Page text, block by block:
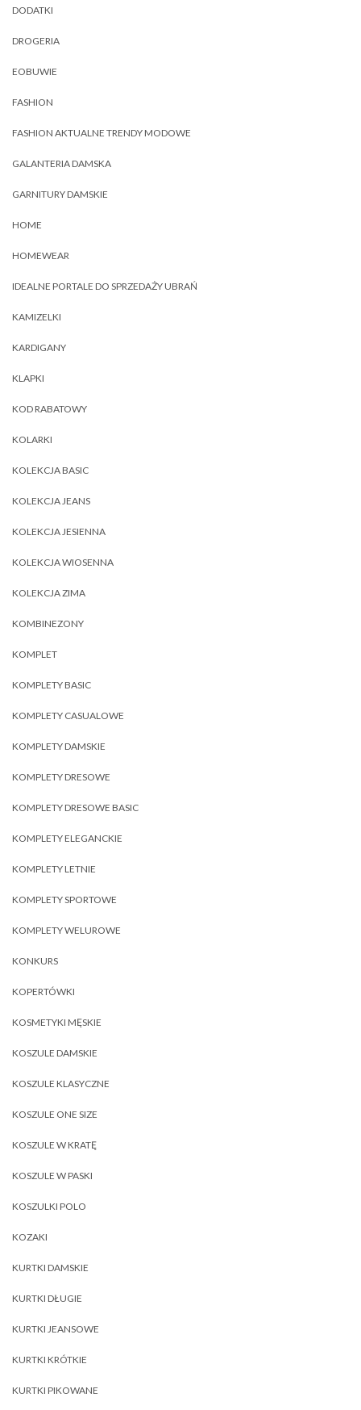
DODATKI
DROGERIA
EOBUWIE
FASHION
FASHION AKTUALNE TRENDY MODOWE
GALANTERIA DAMSKA
GARNITURY DAMSKIE
HOME
HOMEWEAR
IDEALNE PORTALE DO SPRZEDAŻY UBRAŃ
KAMIZELKI
KARDIGANY
KLAPKI
KOD RABATOWY
KOLARKI
KOLEKCJA BASIC
KOLEKCJA JEANS
KOLEKCJA JESIENNA
KOLEKCJA WIOSENNA
KOLEKCJA ZIMA
KOMBINEZONY
KOMPLET
KOMPLETY BASIC
KOMPLETY CASUALOWE
KOMPLETY DAMSKIE
KOMPLETY DRESOWE
KOMPLETY DRESOWE BASIC
KOMPLETY ELEGANCKIE
KOMPLETY LETNIE
KOMPLETY SPORTOWE
KOMPLETY WELUROWE
KONKURS
KOPERTÓWKI
KOSMETYKI MĘSKIE
KOSZULE DAMSKIE
KOSZULE KLASYCZNE
KOSZULE ONE SIZE
KOSZULE W KRATĘ
KOSZULE W PASKI
KOSZULKI POLO
KOZAKI
KURTKI DAMSKIE
KURTKI DŁUGIE
KURTKI JEANSOWE
KURTKI KRÓTKIE
KURTKI PIKOWANE